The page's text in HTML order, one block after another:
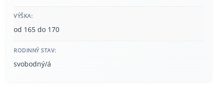
VÝŠKA:
od 165 do 170
RODINNÝ STAV:
svobodný/á